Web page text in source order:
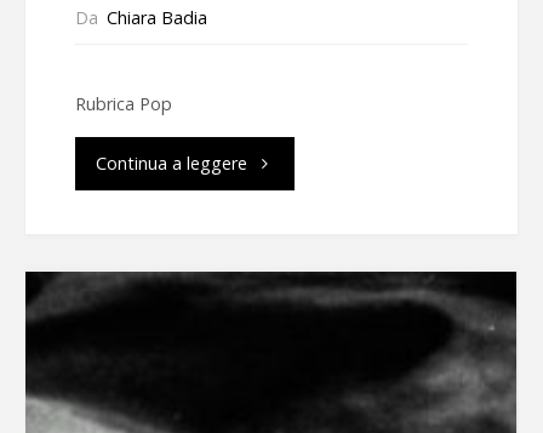
Da Chiara Badia
Rubrica Pop
Continua a leggere"Se